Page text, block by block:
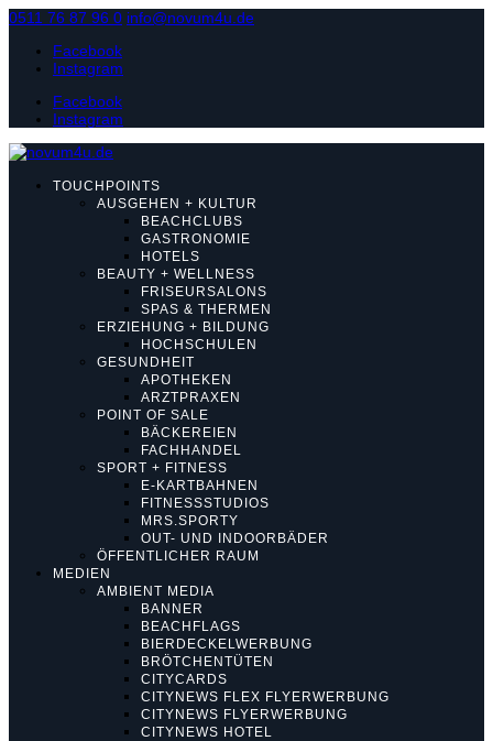
0511 76 87 96 0 info@novum4u.de
Facebook
Instagram
Facebook
Instagram
TOUCHPOINTS
AUSGEHEN + KULTUR
BEACHCLUBS
GASTRONOMIE
HOTELS
BEAUTY + WELLNESS
FRISEURSALONS
SPAS & THERMEN
ERZIEHUNG + BILDUNG
HOCHSCHULEN
GESUNDHEIT
APOTHEKEN
ARZTPRAXEN
POINT OF SALE
BÄCKEREIEN
FACHHANDEL
SPORT + FITNESS
E-KARTBAHNEN
FITNESSSTUDIOS
MRS.SPORTY
OUT- UND INDOORBÄDER
ÖFFENTLICHER RAUM
MEDIEN
AMBIENT MEDIA
BANNER
BEACHFLAGS
BIERDECKELWERBUNG
BRÖTCHENTÜTEN
CITYCARDS
CITYNEWS FLEX FLYERWERBUNG
CITYNEWS FLYERWERBUNG
CITYNEWS HOTEL